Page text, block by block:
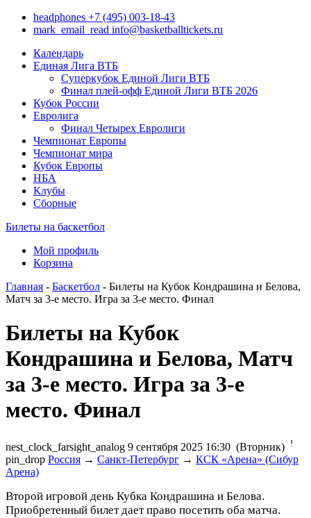
headphones +7 (495) 003-18-43
mark_email_read info@basketballtickets.ru
Календарь
Единая Лига ВТБ
Суперкубок Единой Лиги ВТБ
Финал плей-офф Единой Лиги ВТБ 2026
Кубок России
Евролига
Финал Четырех Евролиги
Чемпионат Европы
Чемпионат мира
Кубок Европы
НБА
Клубы
Сборные
Билеты на баскетбол
Мой профиль
Корзина
Главная - Баскетбол - Билеты на Кубок Кондрашина и Белова,
Матч за 3-е место. Игра за 3-е место. Финал
Билеты на Кубок
Кондрашина и Белова, Матч
за 3-е место. Игра за 3-е
место. Финал
nest_clock_farsight_analog 9 сентября 2025 16:30 (Вторник) !
pin_drop Россия → Санкт-Петербург → КСК «Арена» (Сибур
Арена)
Второй игровой день Кубка Кондрашина и Белова.
Приобретенный билет дает право посетить оба матча.